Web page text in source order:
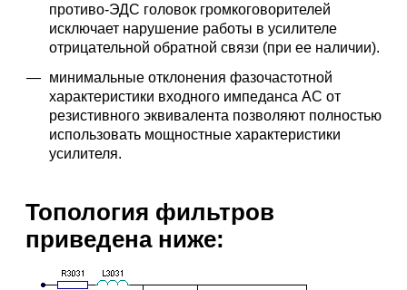
противо-ЭДС головок громкоговорителей
исключает нарушение работы в усилителе
отрицательной обратной связи (при ее наличии).
минимальные отклонения фазочастотной
характеристики входного импеданса АС от
резистивного эквивалента позволяют полностью
использовать мощностные характеристики
усилителя.
Топология фильтров
приведена ниже: